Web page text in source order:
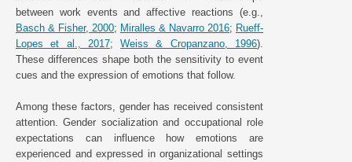
between work events and affective reactions (e.g.,
Basch & Fisher, 2000; Miralles & Navarro 2016; Rueff-
Lopes et al., 2017;Weiss & Cropanzano, 1996).
These differences shape both the sensitivity to event
cues and the expression of emotions that follow.
Among these factors, gender has received consistent
attention. Gender socialization and occupational role
expectations can influence how emotions are
experienced and expressed in organizational settings